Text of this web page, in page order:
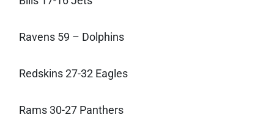
Ravens 59 – Dolphins
Redskins 27-32 Eagles
Rams 30-27 Panthers